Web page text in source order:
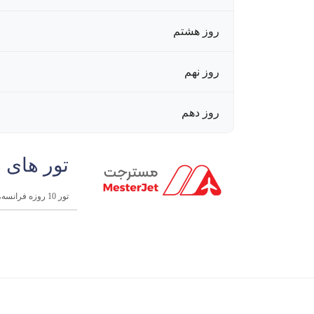
روز هشتم
روز نهم
روز دهم
تور های
تور 10 روزه فرانسه، سوئیس و ایتالیا نوروز 1405